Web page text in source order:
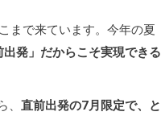
まで来ています。今年の夏
出発」だからこそ実現できる
直前出発の7月限定で、と